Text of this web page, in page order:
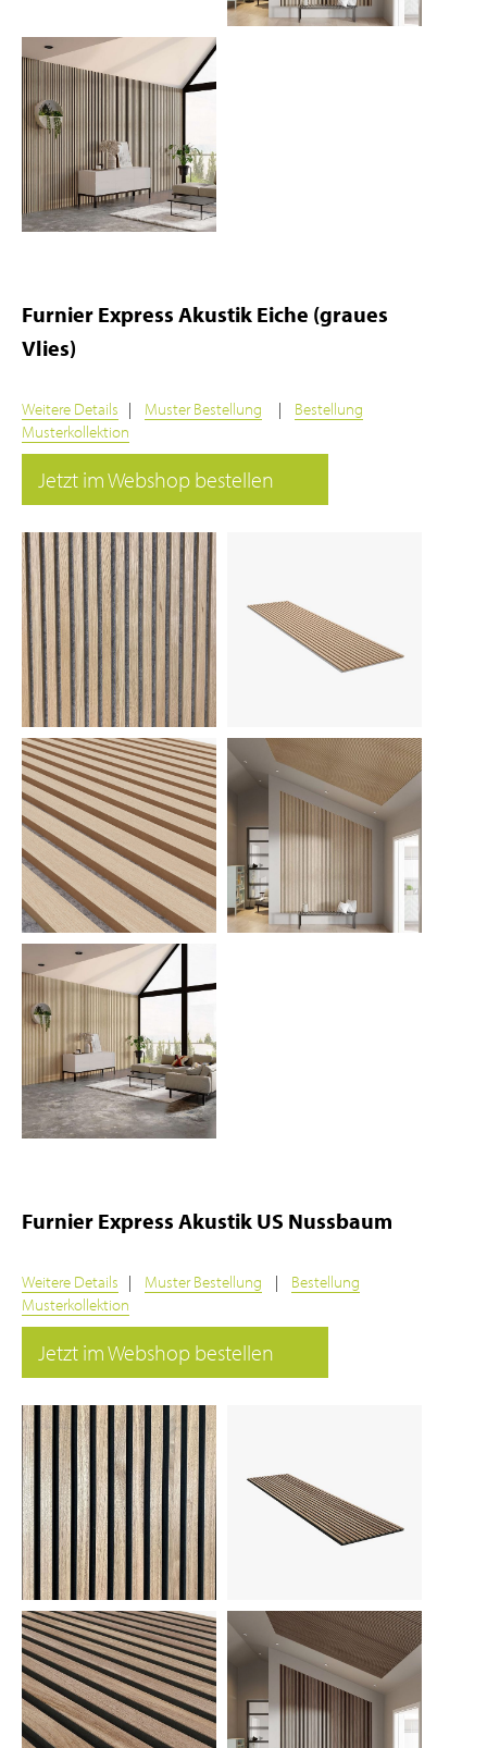
Furnier Express Akustik Eiche (graues
Vlies)
Weitere Details | Muster Bestellung | Bestellung
Musterkollektion
Jetzt im Webshop bestellen
Furnier Express Akustik US Nussbaum
Weitere Details | Muster Bestellung | Bestellung
Musterkollektion
Jetzt im Webshop bestellen